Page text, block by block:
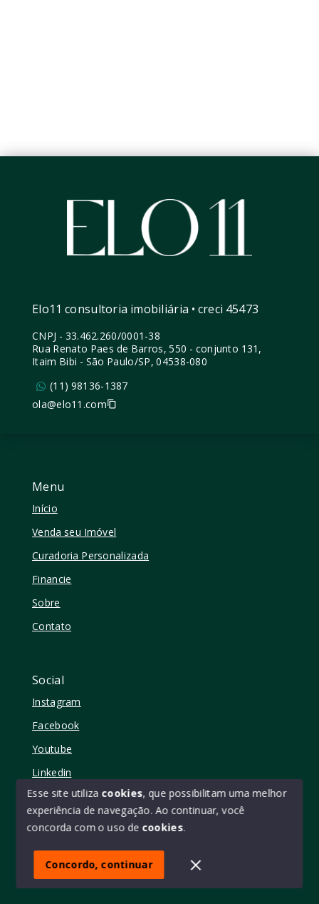
Menu
Início
Venda seu Imóvel
Curadoria Personalizada
Financie
Sobre
Contato
Social
Instagram
Facebook
Youtube
Linkedin
© Copyright 2026 - Elo11 consultoria imobiliária • creci
SITE PARA IMOBILIARIA
Elo11 consultoria imobiliária • creci 45473
CNPJ - 33.462.260/0001-38
Rua Renato Paes de Barros, 550 - conjunto 131,
Itaim Bibi - São Paulo/SP, 04538-080
(11) 98136-1387
ola@elo11.com
Esse site utiliza cookies, que possibilitam uma melhor
experiência de navegação. Ao continuar, você
concorda com o uso de cookies.
Concordo, continuar